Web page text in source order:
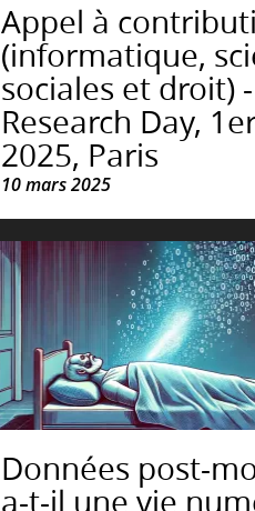
Appel à
(informatique,
sociales et droit)
Research Day,
2025, Paris
10 mars 2025
Données post-
a-t-il une vie